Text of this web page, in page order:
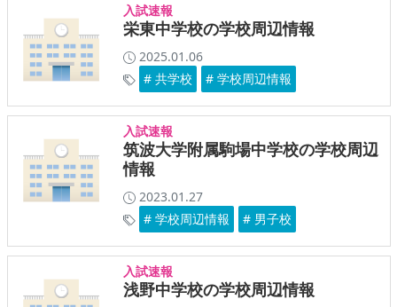
入試速報
栄東中学校の学校周辺情報
2025.01.06
# 共学校
# 学校周辺情報
入試速報
筑波大学附属駒場中学校の学校周辺
情報
2023.01.27
# 学校周辺情報
# 男子校
入試速報
浅野中学校の学校周辺情報